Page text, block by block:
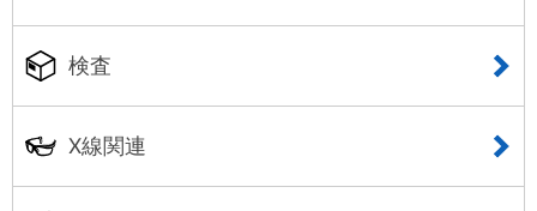
検査
X線関連